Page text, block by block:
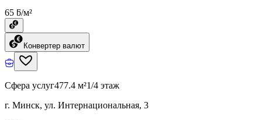
65 ƃ/м²
Конвертер валют
Сфера услуг477.4 м²1/4 этаж
г. Минск, ул. Интернациональная, 3